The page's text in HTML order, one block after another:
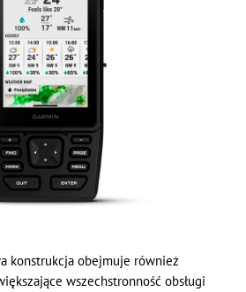
konstrukcja obejmuje również
wszechstronność obsługi